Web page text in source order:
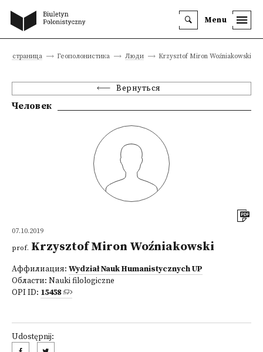
Menu
страница Геополонистика Люди Krzysztof Miron Woźniakowski
Вернуться
Человек
07.10.2019
prof. Krzysztof Miron Woźniakowski
Аффилиация: Wydział Nauk Humanistycznych UP
Области: Nauki filologiczne
OPI ID: 15458
Udostępnij: